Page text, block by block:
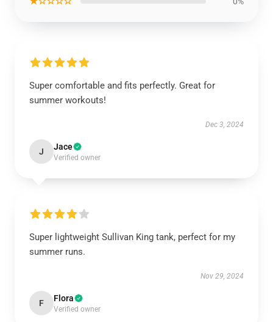
Super comfortable and fits perfectly. Great for
summer workouts!
Dec 3, 2024
J Jace
Verified owner
Super lightweight Sullivan King tank, perfect for my
summer runs.
Nov 29, 2024
F Flora
Verified owner